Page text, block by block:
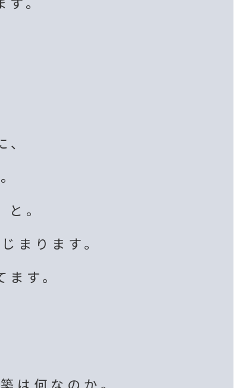
。
まります。
す。
は何なのか。